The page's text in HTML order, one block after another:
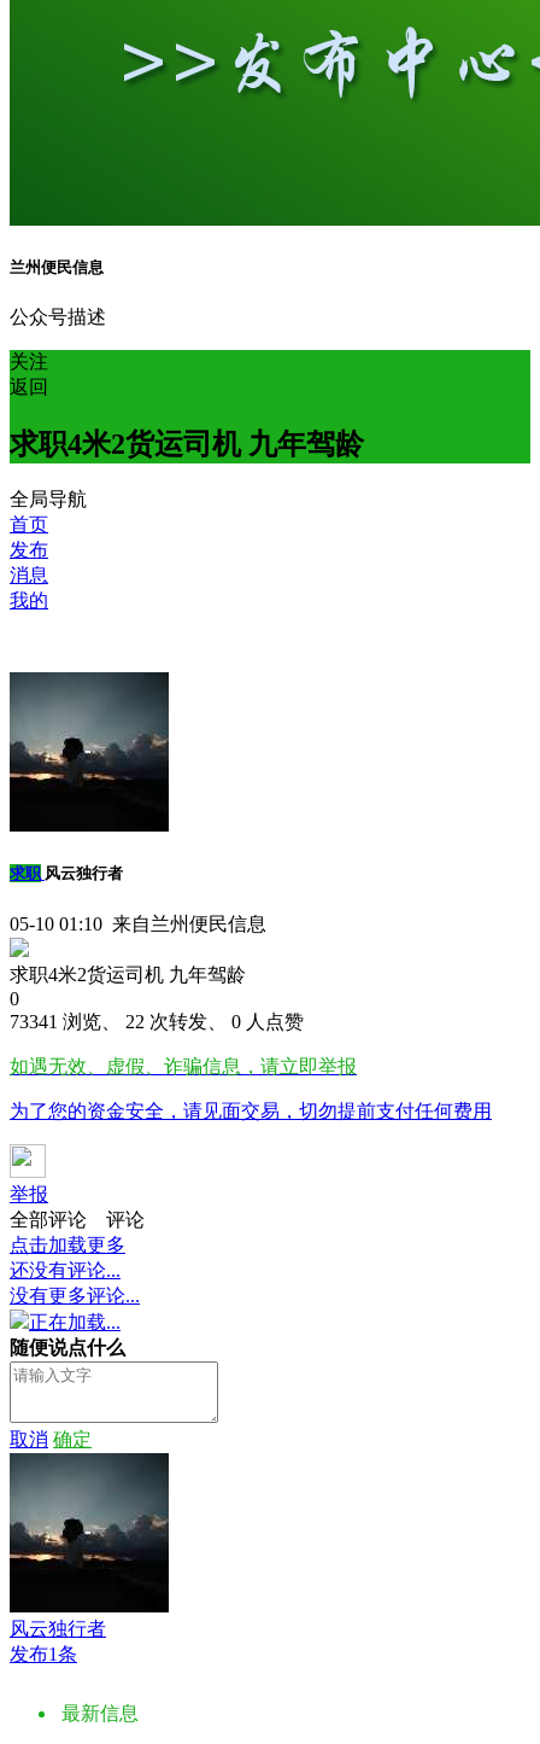
兰州便民信息
公众号描述
关注
返回
求职4米2货运司机 九年驾龄
全局导航
首页
发布
消息
我的
求职 风云独行者
05-10 01:10 来自兰州便民信息
求职4米2货运司机 九年驾龄
0
73341 浏览、 22 次转发、 0 人点赞
如遇无效、虚假、诈骗信息，请立即举报
为了您的资金安全，请见面交易，切勿提前支付任何费用
举报
全部评论
评论
点击加载更多
还没有评论...
没有更多评论...
正在加载...
随便说点什么
取消 确定
风云独行者
发布1条
最新信息